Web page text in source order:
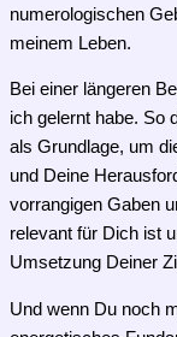
numerologischen
meinem Leben.
Bei einer längeren
ich gelernt habe. So
als Grundlage, um
und Deine
vorrangigen Gaben
relevant für Dich ist
Umsetzung Deiner
Und wenn Du noch